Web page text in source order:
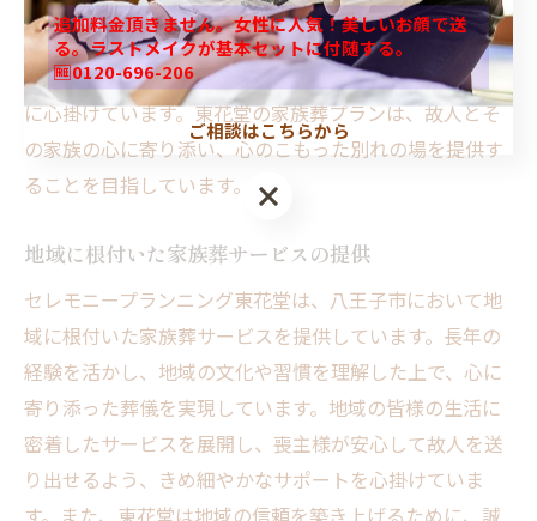
供します。これにより、心からの別れを実現し、葬儀が
ただの形式ではなく、故人を偲ぶ本当の時間となるよう
に心掛けています。東花堂の家族葬プランは、故人とそ
の家族の心に寄り添い、心のこもった別れの場を提供す
ることを目指しています。
地域に根付いた家族葬サービスの提供
セレモニープランニング東花堂は、八王子市において地
域に根付いた家族葬サービスを提供しています。長年の
経験を活かし、地域の文化や習慣を理解した上で、心に
寄り添った葬儀を実現しています。地域の皆様の生活に
密着したサービスを展開し、喪主様が安心して故人を送
り出せるよう、きめ細やかなサポートを心掛けていま
す。また、東花堂は地域の信頼を築き上げるために、誠
追加料金頂きません。女性に人気！美しいお顔で送
る。ラストメイクが基本セットに付随する。
🆓0120-696-206
ご相談はこちらから